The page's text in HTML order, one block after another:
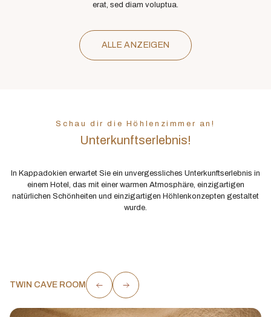
erat, sed diam voluptua.
ALLE ANZEIGEN
Schau dir die Höhlenzimmer an!
Unterkunftserlebnis!
In Kappadokien erwartet Sie ein unvergessliches Unterkunftserlebnis in
einem Hotel, das mit einer warmen Atmosphäre, einzigartigen
natürlichen Schönheiten und einzigartigen Höhlenkonzepten gestaltet
wurde.
TWIN CAVE ROOM